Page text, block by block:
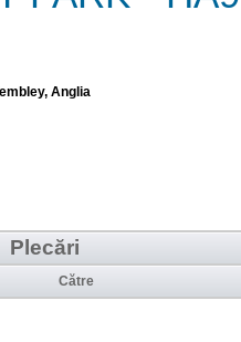
Anglia
Plecări
Către